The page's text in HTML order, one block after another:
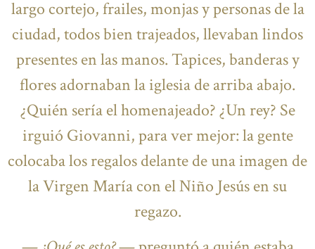
largo cortejo, frailes, monjas y personas de la
ciudad, todos bien trajeados, llevaban lindos
presentes en las manos. Tapices, banderas y
flores adornaban la iglesia de arriba abajo.
¿Quién sería el homenajeado? ¿Un rey? Se
irguió Giovanni, para ver mejor: la gente
colocaba los regalos delante de una imagen de
la Virgen María con el Niño Jesús en su
regazo.